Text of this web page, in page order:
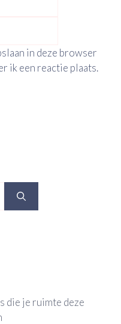
in deze browser
ik een reactie plaats.
die je ruimte deze